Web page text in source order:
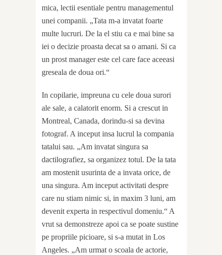
mica, lectii esentiale pentru managementul
unei companii. „Tata m-a invatat foarte
multe lucruri. De la el stiu ca e mai bine sa
iei o decizie proasta decat sa o amani. Si ca
un prost manager este cel care face aceeasi
greseala de doua ori.“
In copilarie, impreuna cu cele doua surori
ale sale, a calatorit enorm. Si a crescut in
Montreal, Canada, dorindu-si sa devina
fotograf. A inceput insa lucrul la compania
tatalui sau. „Am invatat singura sa
dactilografiez, sa organizez totul. De la tata
am mostenit usurinta de a invata orice, de
una singura. Am inceput activitati despre
care nu stiam nimic si, in maxim 3 luni, am
devenit experta in respectivul domeniu.“ A
vrut sa demonstreze apoi ca se poate sustine
pe propriile picioare, si s-a mutat in Los
Angeles. „Am urmat o scoala de actorie,